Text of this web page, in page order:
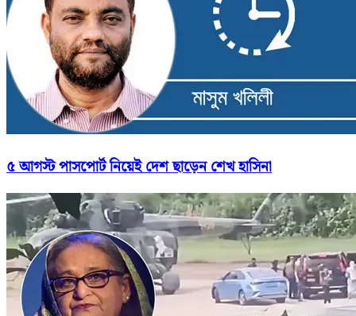
৫ আগস্ট পাসপোর্ট নিয়েই দেশ ছাড়েন শেখ হাসিনা